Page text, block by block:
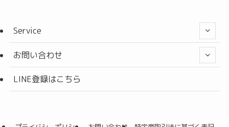
Service
お問い合わせ
LINE登録はこちら